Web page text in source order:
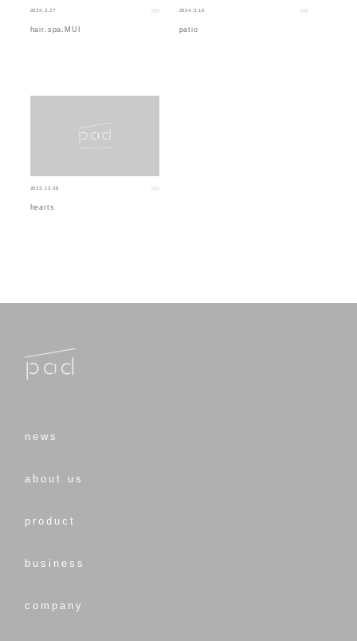
2024.3.27
hair.spa.MUI
2024.3.10
patio
2023.12.08
hearts
news
about us
product
business
company